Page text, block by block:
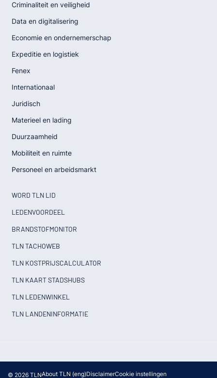
Criminaliteit en veiligheid
Data en digitalisering
Economie en ondernemerschap
Expeditie en logistiek
Fenex
Internationaal
Juridisch
Materieel en lading
Duurzaamheid
Mobiliteit en ruimte
Personeel en arbeidsmarkt
WORD TLN LID
LEDENVOORDEEL
BRANDSTOFMONITOR
TLN TACHOWEB
TLN KOSTPRIJSCALCULATOR
TLN KAART STADSHUBS
TLN LEDENWINKEL
TLN LANDENINFORMATIE
© 2026 TLNAbout TLN (eng)DisclaimerCookie instellingen